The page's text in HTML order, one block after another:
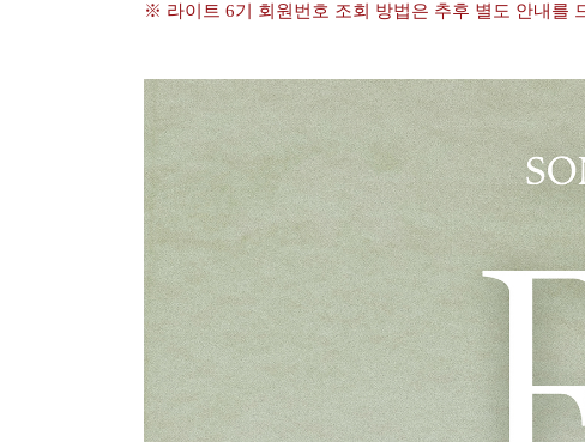
※ 라이트 6기 회원번호 조회 방법은 추후 별도 안내를